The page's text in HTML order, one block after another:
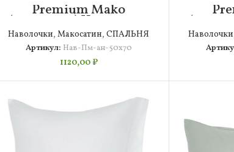
Premium Mako
(антрацит) Наволочка
50х70
Наволочки,Макосатин,СПАЛЬНЯ
Артикул: Нав-Пм-ан-50х70
1120,00₽
Наволочки